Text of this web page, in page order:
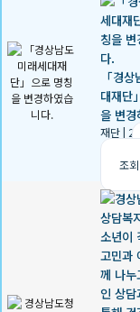
「경
대재단
을 변경
재단|
조